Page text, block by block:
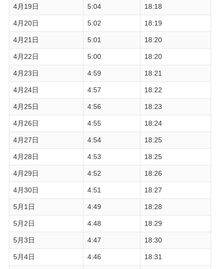
4月19日 5:04 18:18
4月20日 5:02 18:19
4月21日 5:01 18:20
4月22日 5:00 18:20
4月23日 4:59 18:21
4月24日 4:57 18:22
4月25日 4:56 18:23
4月26日 4:55 18:24
4月27日 4:54 18:25
4月28日 4:53 18:25
4月29日 4:52 18:26
4月30日 4:51 18:27
5月1日 4:49 18:28
5月2日 4:48 18:29
5月3日 4:47 18:30
5月4日 4:46 18:31